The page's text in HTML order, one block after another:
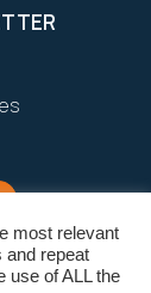
most relevant
and repeat
use of ALL the